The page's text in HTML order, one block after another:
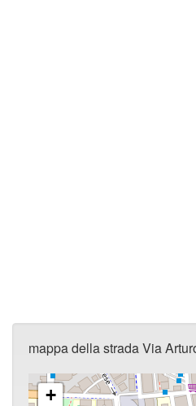
mappa della strada Via
+